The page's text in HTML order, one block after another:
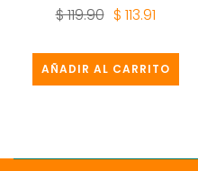
$ 119.90 $ 113.91
AÑADIR AL CARRITO